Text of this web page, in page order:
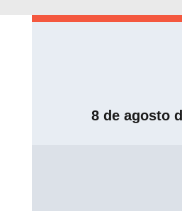
8 de agosto